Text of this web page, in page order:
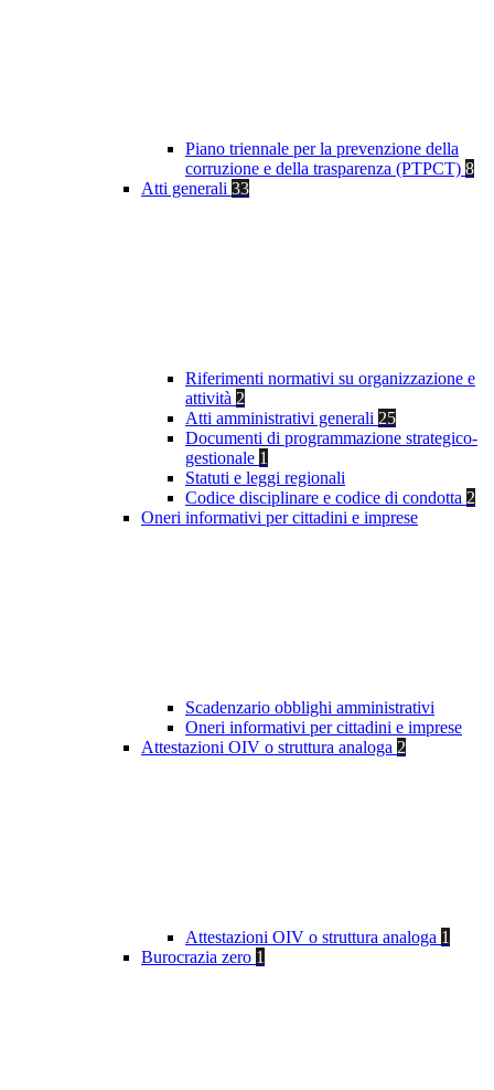
Piano triennale per la prevenzione della
corruzione e della trasparenza (PTPCT) 8
Atti generali 33
Riferimenti normativi su organizzazione e
attività 2
Atti amministrativi generali 25
Documenti di programmazione strategico-
gestionale 1
Statuti e leggi regionali
Codice disciplinare e codice di condotta 2
Oneri informativi per cittadini e imprese
Scadenzario obblighi amministrativi
Oneri informativi per cittadini e imprese
Attestazioni OIV o struttura analoga 2
Attestazioni OIV o struttura analoga 1
Burocrazia zero 1